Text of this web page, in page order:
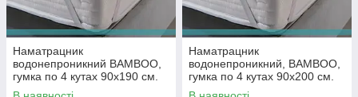
Наматрацник
водонепроникний BAMBOO,
гумка по 4 кутах 90х190 см.
Наматрацник
водонепроникний, BAMBOO,
гумка по 4 кутах 90х200 см.